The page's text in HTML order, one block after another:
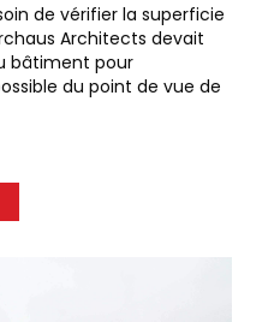
de vérifier la superficie
Architects devait
bâtiment pour
du point de vue de